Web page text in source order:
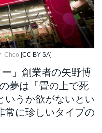
[CC BY-SA]
」創業者の矢野博
夢は「畳の上で死
いうか欲がないとい
常に珍しいタイプの